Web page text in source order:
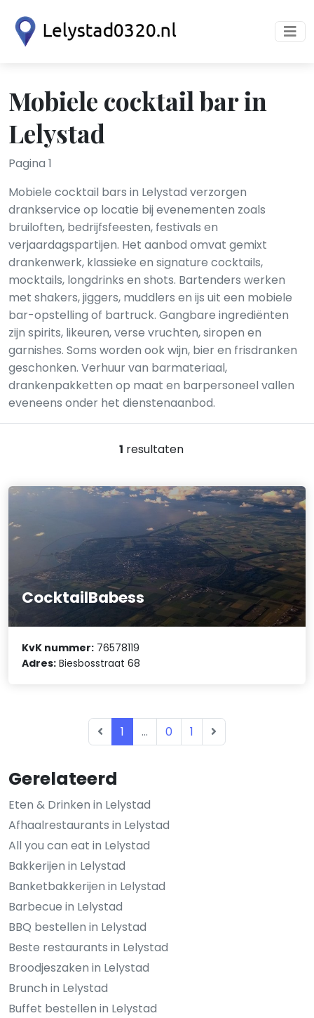
Mobiele cocktail bar in
Lelystad
Pagina 1
Mobiele cocktail bars in Lelystad verzorgen
drankservice op locatie bij evenementen zoals
bruiloften, bedrijfsfeesten, festivals en
verjaardagspartijen. Het aanbod omvat gemixt
drankenwerk, klassieke en signature cocktails,
mocktails, longdrinks en shots. Bartenders werken
met shakers, jiggers, muddlers en ijs uit een mobiele
bar-opstelling of bartruck. Gangbare ingrediënten
zijn spirits, likeuren, verse vruchten, siropen en
garnishes. Soms worden ook wijn, bier en frisdranken
geschonken. Verhuur van barmateriaal,
drankenpakketten op maat en barpersoneel vallen
eveneens onder het dienstenaanbod.
Gerelateerd
Eten & Drinken in Lelystad
Afhaalrestaurants in Lelystad
All you can eat in Lelystad
Bakkerijen in Lelystad
Banketbakkerijen in Lelystad
Barbecue in Lelystad
BBQ bestellen in Lelystad
Beste restaurants in Lelystad
Broodjeszaken in Lelystad
Brunch in Lelystad
Buffet bestellen in Lelystad
1 resultaten
CocktailBabess
KvK nummer: 76578119
Adres: Biesbosstraat 68
1 ... 0 1